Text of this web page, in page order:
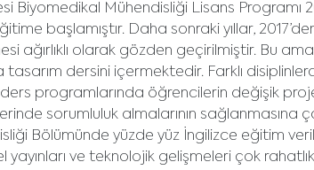
Biyomedikal Mühendisliği Lisans Programı
başlamıştır. Daha sonraki yıllar,
ağırlıklı olarak gözden geçirilmiştir. Bu
tasarım dersini içermektedir. Farklı
programlarında öğrencilerin değişik
sorumluluk almalarının sağlanmasına
Bölümünde yüzde yüz İngilizce eğitim
yayınları ve teknolojik gelişmeleri çok